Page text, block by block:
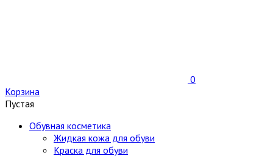
0
Корзина
Пустая
Обувная косметика
Жидкая кожа для обуви
Краска для обуви